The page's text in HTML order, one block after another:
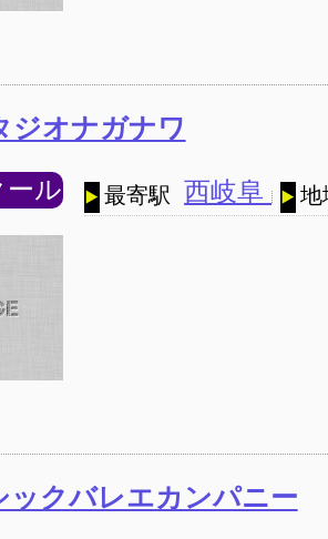
ジオナガナワ
ール 最寄駅 西岐阜 地
ックバレエカンパニー